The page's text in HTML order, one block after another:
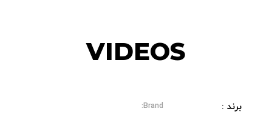
VIDEOS
برند : Brand: